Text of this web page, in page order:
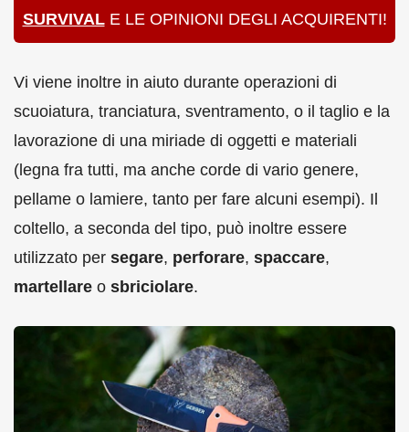
SURVIVALE LE OPINIONI DEGLI ACQUIRENTI!
Vi viene inoltre in aiuto durante operazioni di
scuoiatura, tranciatura, sventramento, o il taglio e la
lavorazione di una miriade di oggetti e materiali
(legna fra tutti, ma anche corde di vario genere,
pellame o lamiere, tanto per fare alcuni esempi). Il
coltello, a seconda del tipo, può inoltre essere
utilizzato per segare, perforare, spaccare,
martellare o sbriciolare.